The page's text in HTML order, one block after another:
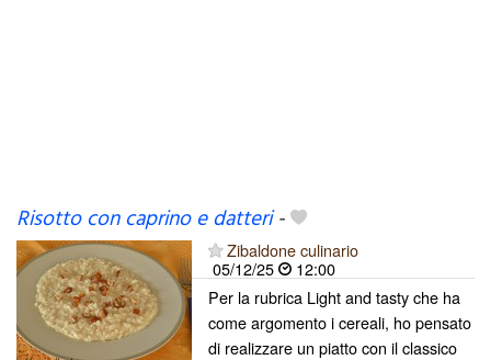
Risotto con caprino e datteri-
Zibaldone culinario
05/12/25
12:00
Per la rubrica Light and tasty che ha
come argomento i cereali, ho pensato
di realizzare un piatto con il classico